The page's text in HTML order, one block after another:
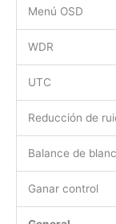
Menú OSD
WDR
UTC
Reducción de
Balance de
Ganar control